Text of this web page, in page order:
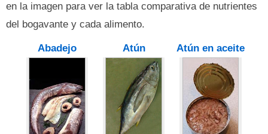
en la imagen para ver la tabla comparativa de nutrientes
del bogavante y cada alimento.
Abadejo Atún Atún en aceite